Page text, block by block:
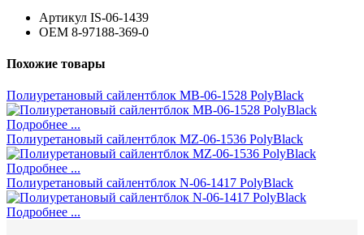
Артикул IS-06-1439
ОЕМ 8-97188-369-0
Похожие товары
Полиуретановый сайлентблок MB-06-1528 PolyBlack
Подробнее ...
Полиуретановый сайлентблок MZ-06-1536 PolyBlack
Подробнее ...
Полиуретановый сайлентблок N-06-1417 PolyBlack
Подробнее ...